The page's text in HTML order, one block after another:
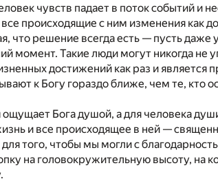
чувств падает в поток событий и
происходящие с ним изменения как
что решение всегда есть — пусть даже
момент. Такие люди могут никогда не
достижений как раз и является
к Богу гораздо ближе, чем те, кто
Бога душой, а для человека
и все происходящее в ней —
того, чтобы мы могли с
на головокружительную высоту, на